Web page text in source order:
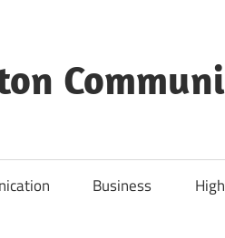
Business